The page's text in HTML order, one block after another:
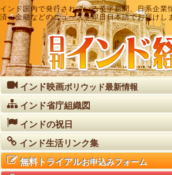
インド国内で発行されている英字新聞、日系企業
済・金融などのニュースを即日日本語でお届けし
インド映画ボリウッド最新情報
インド省庁組織図
インドの祝日
インド生活リンク集
無料トライアルお申込みフォーム